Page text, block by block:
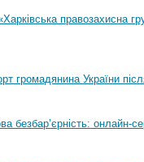
правозахисна
громадянина України
безбар’єрність: онлайн-